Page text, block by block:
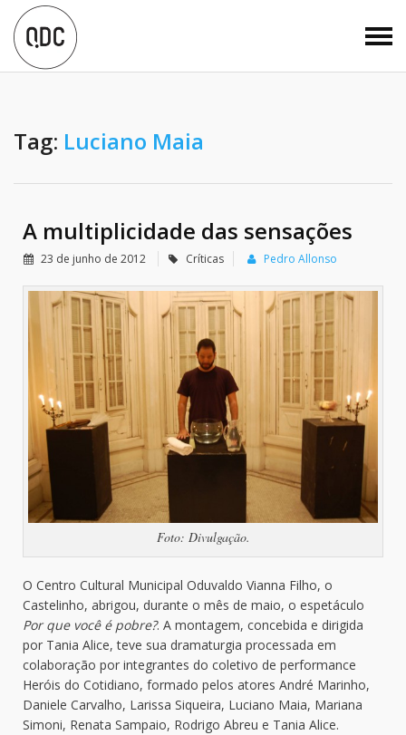
Tag: Luciano Maia
A multiplicidade das sensações
23 de junho de 2012 Críticas Pedro Allonso
Foto: Divulgação.
O Centro Cultural Municipal Oduvaldo Vianna Filho, o
Castelinho, abrigou, durante o mês de maio, o espetáculo
Por que você é pobre?. A montagem, concebida e dirigida
por Tania Alice, teve sua dramaturgia processada em
colaboração por integrantes do coletivo de performance
Heróis do Cotidiano, formado pelos atores André Marinho,
Daniele Carvalho, Larissa Siqueira, Luciano Maia, Mariana
Simoni, Renata Sampaio, Rodrigo Abreu e Tania Alice.